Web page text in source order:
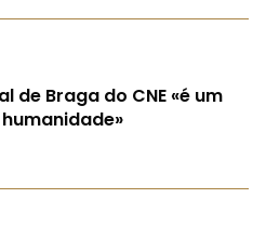
de Braga do CNE «é um